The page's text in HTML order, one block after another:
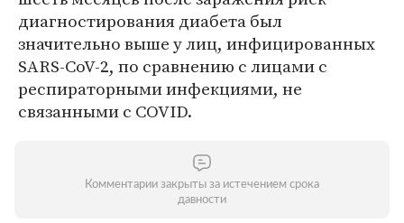
диагностирования диабета был
значительно выше у лиц, инфицированных
SARS-CoV-2, по сравнению с лицами с
респираторными инфекциями, не
связанными с COVID.
Комментарии закрыты за истечением срока
давности